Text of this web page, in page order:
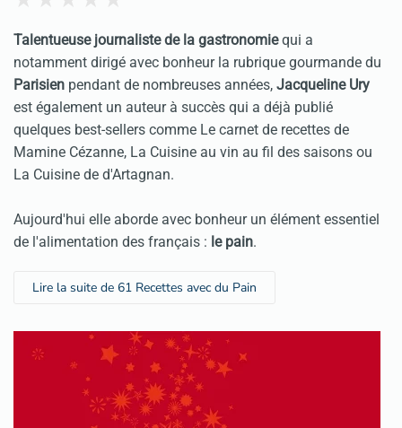
Talentueuse journaliste de la gastronomiequi a
notamment dirigé avec bonheur la rubrique gourmande du
Parisien pendant de nombreuses années, Jacqueline Ury
est également un auteur à succès qui a déjà publié
quelques best-sellers comme Le carnet de recettes de
Mamine Cézanne, La Cuisine au vin au fil des saisons ou
La Cuisine de d'Artagnan.
Aujourd'hui elle aborde avec bonheur un élément essentiel
de l'alimentation des français : le pain.
Lire la suite de 61 Recettes avec du Pain